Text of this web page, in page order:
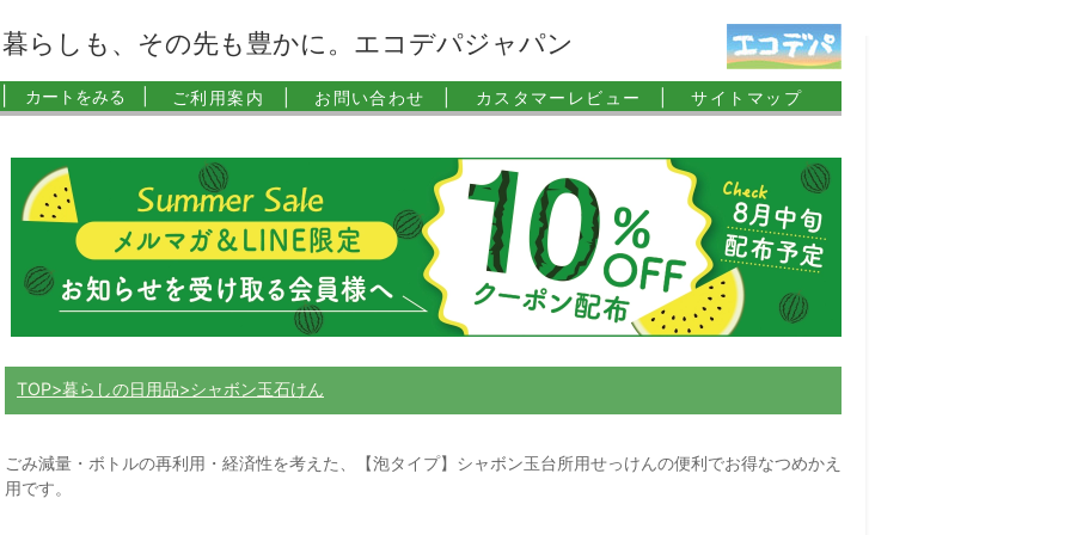
暮らしも、その先も豊かに。エコデパジャパン
カートをみる | ご利用案内 | お問い合わせ | カスタマーレビュー | サイトマップ
TOP 暮らしの日用品 シャボン玉石けん
ごみ減量・ボトルの再利用・経済性を考えた、【泡タイプ】シャボン玉台所用せっけんの便利でお得なつめかえ
用です。